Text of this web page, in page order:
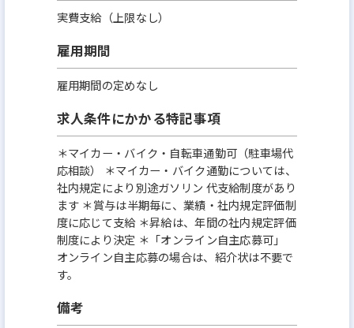
実費支給（上限なし）
雇用期間
雇用期間の定めなし
求人条件にかかる特記事項
＊マイカー・バイク・自転車通勤可（駐車場代
応相談） ＊マイカー・バイク通勤については、
社内規定により別途ガソリン 代支給制度があり
ます ＊賞与は半期毎に、業績・社内規定評価制
度に応じて支給 ＊昇給は、年間の社内規定評価
制度により決定 ＊「オンライン自主応募可」
オンライン自主応募の場合は、紹介状は不要で
す。
備考